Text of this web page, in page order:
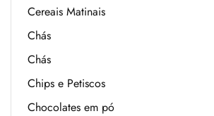
Cereais Matinais
Chás
Chás
Chips e Petiscos
Chocolates em pó